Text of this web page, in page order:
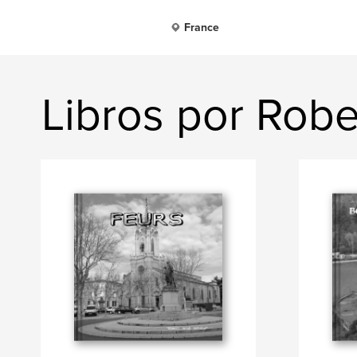
France
Libros por